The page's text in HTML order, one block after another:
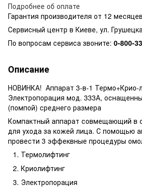
Подробнее об оплате
Гарантия производителя от 12
Сервисный центр в Киеве, ул.
По вопросам сервиса звоните: 0-800-
Описание
НОВИНКА! Аппарат 3-в-1 Термо+Крио-
Электропорация мод. 333А,
(помпой) среднего размера
Компактный аппарат совмещающий в
для ухода за кожей лица. С помощью
провести 3 эффеквные процедуры
Термолифтинг
Криолифтинг
Электропорация